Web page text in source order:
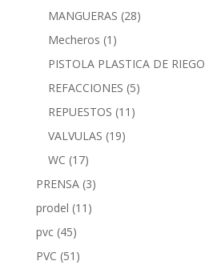
MANGUERAS (28)
Mecheros (1)
PISTOLA PLASTICA DE RIEGO
REFACCIONES (5)
REPUESTOS (11)
VALVULAS (19)
WC (17)
PRENSA (3)
prodel (11)
pvc (45)
PVC (51)